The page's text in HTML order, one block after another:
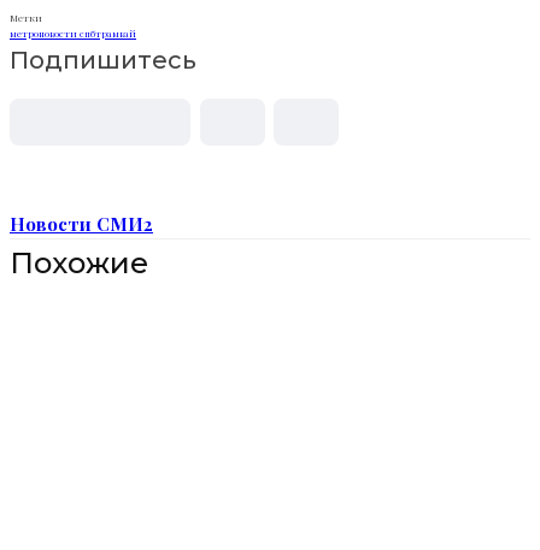
Метки
метроновости спбтрамвай
Подпишитесь
Новости СМИ2
Похожие